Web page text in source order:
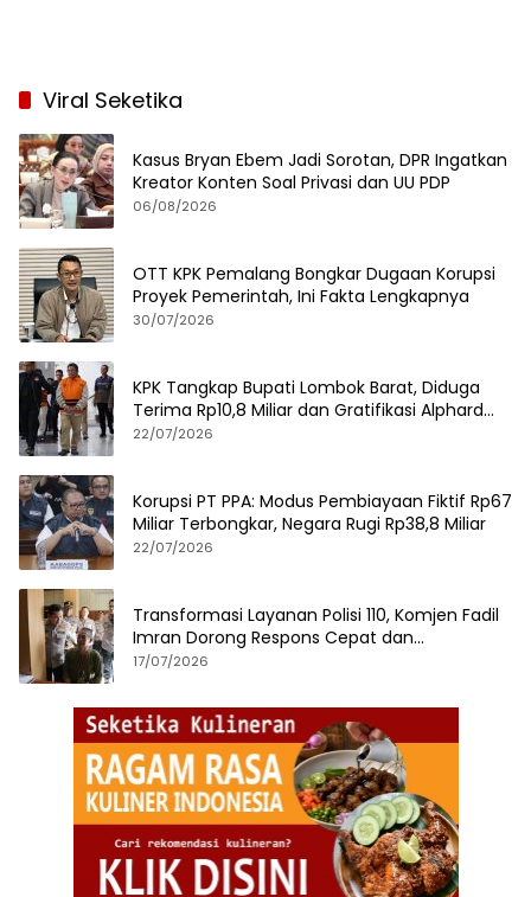
Viral Seketika
Kasus Bryan Ebem Jadi Sorotan, DPR Ingatkan
Kreator Konten Soal Privasi dan UU PDP
06/08/2026
OTT KPK Pemalang Bongkar Dugaan Korupsi
Proyek Pemerintah, Ini Fakta Lengkapnya
30/07/2026
KPK Tangkap Bupati Lombok Barat, Diduga
Terima Rp10,8 Miliar dan Gratifikasi Alphard
hingga iPhone 17 Pro
22/07/2026
Korupsi PT PPA: Modus Pembiayaan Fiktif Rp67
Miliar Terbongkar, Negara Rugi Rp38,8 Miliar
22/07/2026
Transformasi Layanan Polisi 110, Komjen Fadil
Imran Dorong Respons Cepat dan
Terintegrasi
17/07/2026